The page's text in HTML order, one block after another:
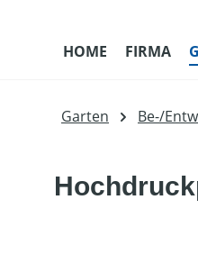
HOME FIRMA
Garten Be-/